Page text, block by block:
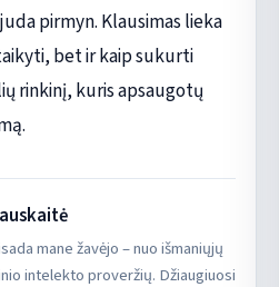
pirmyn. Klausimas lieka
bet ir kaip sukurti
rinkinį, kuris apsaugotų
mane žavėjo – nuo išmaniųjų
intelekto proveržių. Džiaugiuosi